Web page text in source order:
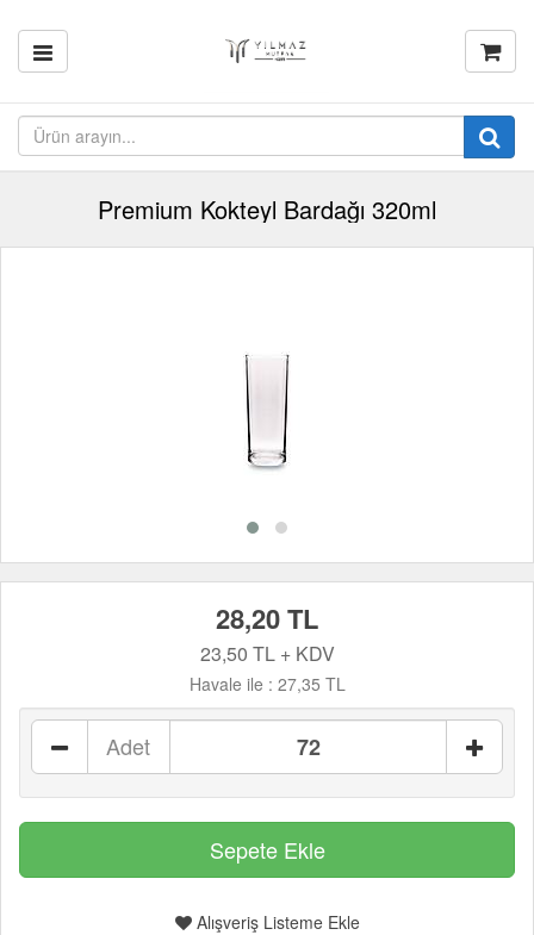
Premium Kokteyl Bardağı 320ml
28,20 TL
23,50 TL + KDV
Havale ile : 27,35 TL
Adet
Alışveriş Listeme Ekle